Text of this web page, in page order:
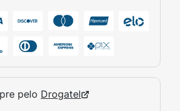
pelo Drogatel